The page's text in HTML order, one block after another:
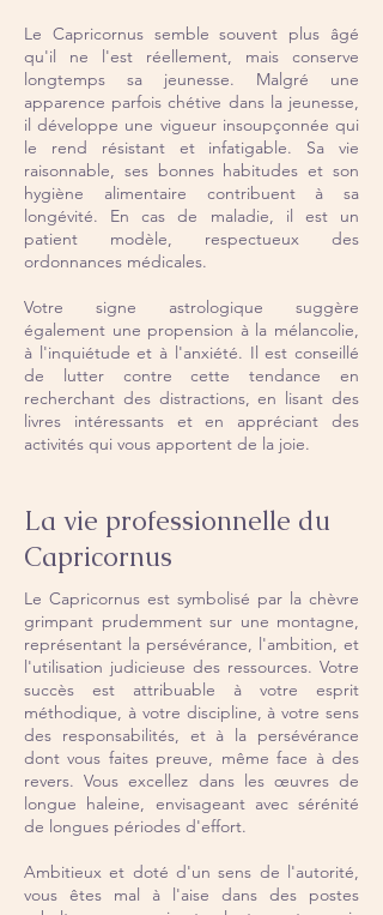
Le Capricornus semble souvent plus âgé
qu'il ne l'est réellement, mais conserve
longtemps sa jeunesse. Malgré une
apparence parfois chétive dans la jeunesse,
il développe une vigueur insoupçonnée qui
le rend résistant et infatigable. Sa vie
raisonnable, ses bonnes habitudes et son
hygiène alimentaire contribuent à sa
longévité. En cas de maladie, il est un
patient modèle, respectueux des
ordonnances médicales.
Votre signe astrologique suggère
également une propension à la mélancolie,
à l'inquiétude et à l'anxiété. Il est conseillé
de lutter contre cette tendance en
recherchant des distractions, en lisant des
livres intéressants et en appréciant des
activités qui vous apportent de la joie.
La vie professionnelle du
Capricornus
Le Capricornus est symbolisé par la chèvre
grimpant prudemment sur une montagne,
représentant la persévérance, l'ambition, et
l'utilisation judicieuse des ressources. Votre
succès est attribuable à votre esprit
méthodique, à votre discipline, à votre sens
des responsabilités, et à la persévérance
dont vous faites preuve, même face à des
revers. Vous excellez dans les œuvres de
longue haleine, envisageant avec sérénité
de longues périodes d'effort.
Ambitieux et doté d'un sens de l'autorité,
vous êtes mal à l'aise dans des postes